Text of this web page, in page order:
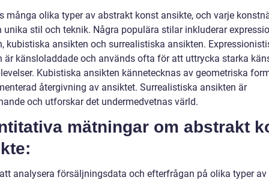
många olika typer av abstrakt konst ansikte, och varje
unika stil och teknik. Några populära stilar inkluderar
kubistiska ansikten och surrealistiska ansikten.
är känsloladdade och används ofta för att uttrycka starka
Kubistiska ansikten kännetecknas av geometriska
återgivning av ansiktet. Surrealistiska ansikten är
och utforskar det undermedvetnas värld.
mätningar om abstrakt
analysera försäljningsdata och efterfrågan på olika typer av